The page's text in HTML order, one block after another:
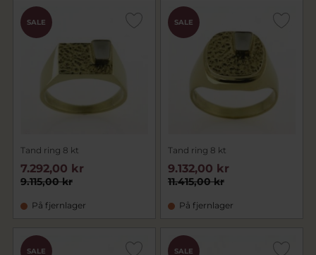
SALE
Tand ring 8 kt
9.115,00 kr
7.292,00 kr
På fjernlager
SALE
Tand ring 8 kt
11.415,00 kr
9.132,00 kr
På fjernlager
SALE SALE